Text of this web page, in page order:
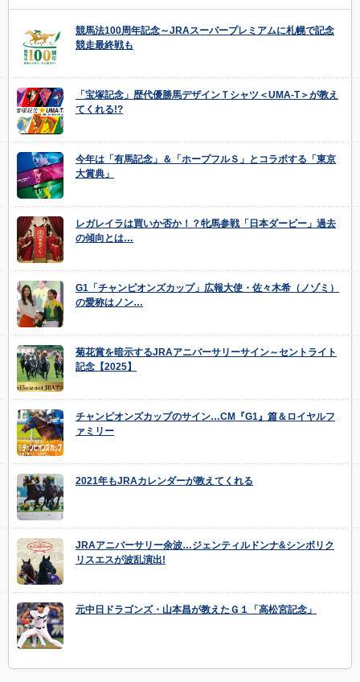
競馬法100周年記念～JRAスーパープレミアムに札幌で記念
競走最終戦も
「宝塚記念」歴代優勝馬デザインＴシャツ＜UMA-T＞が教え
てくれる!?
今年は「有馬記念」＆「ホープフルＳ」とコラボする「東京
大賞典」
レガレイラは買いか否か！？牝馬参戦「日本ダービー」過去
の傾向とは…
G1「チャンピオンズカップ」広報大使・佐々木希（ノゾミ）
の愛称はノン…
菊花賞を暗示するJRAアニバーサリーサイン～セントライト
記念【2025】
チャンピオンズカップのサイン…CM『G1』篇＆ロイヤルフ
ァミリー
2021年もJRAカレンダーが教えてくれる
JRAアニバーサリー余波…ジェンティルドンナ&シンボリク
リスエスが波乱演出!
元中日ドラゴンズ・山本昌が教えたＧ１「高松宮記念」